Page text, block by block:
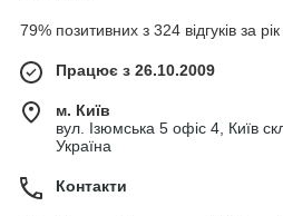
79% позитивних з 324 відгуків за рік
Працює з 26.10.2009
м. Київ
вул. Ізюмська 5 офіс 4, Київ
Україна
Контакти